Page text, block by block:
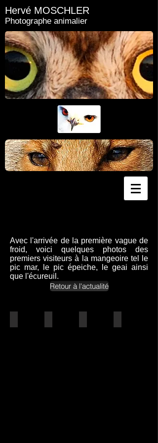
Hervé MOSCHLER
Photographe animalier
Avec l'arrivée de la première vague de
froid, voici quelques photos des
premiers visiteurs à la mangeoire tel le
pic mar, le pic épeiche, le geai ainsi
que l'écureuil.
Retour à l'actualité